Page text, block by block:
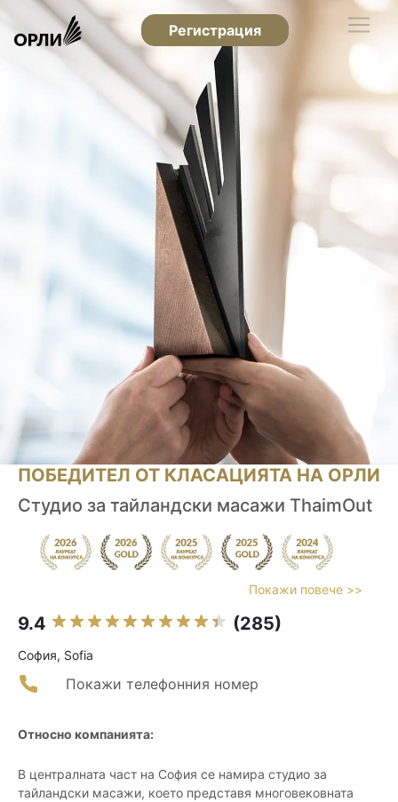
Регистрация
ПОБЕДИТЕЛ ОТ КЛАСАЦИЯТА НА ОРЛИ
Студио за тайландски масажи ThaimOut
Покажи повече >>
9.4 (285)
София, Sofia
Покажи телефонния номер
Относно компанията:
В централната част на София се намира студио за
тайландски масажи, което представя многовековната